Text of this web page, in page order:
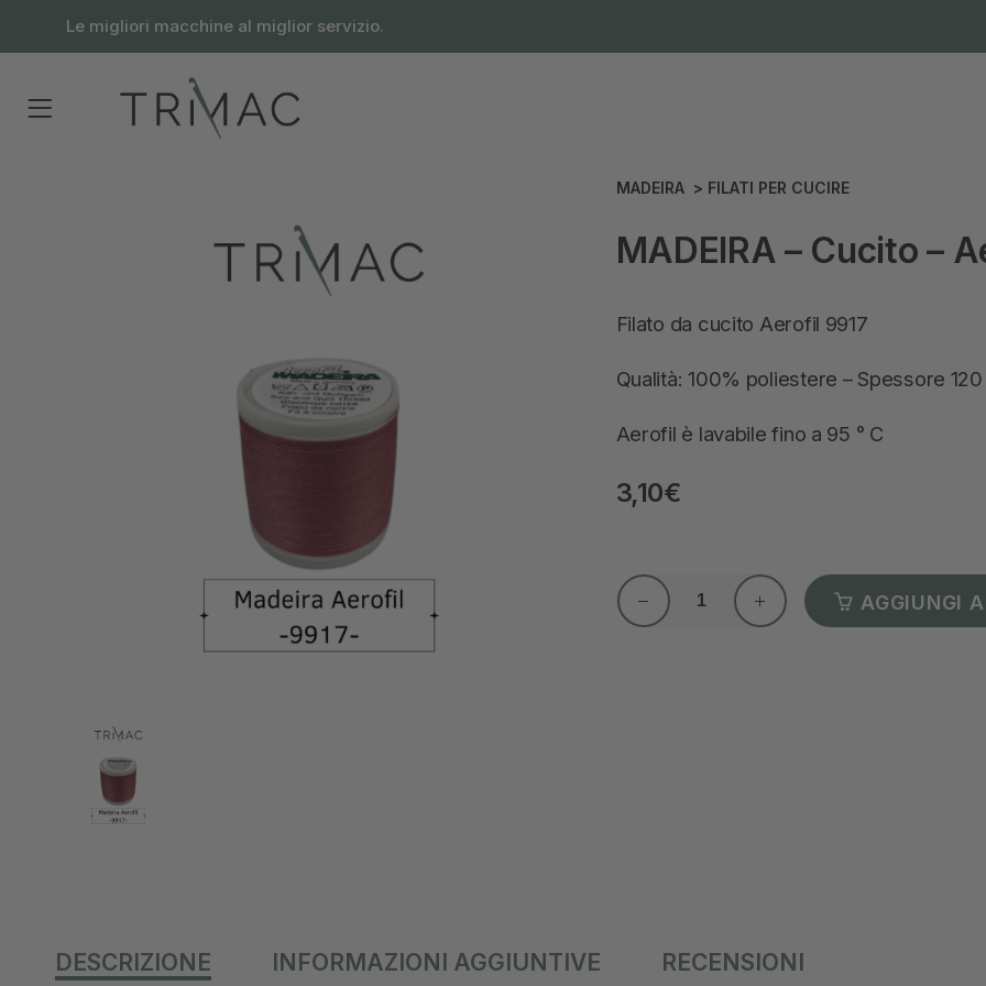
Le migliori macchine al miglior servizio.
MADEIRA > FILATI PER CUCIRE
MADEIRA – Cucito –
Filato da cucito Aerofil 9917
Qualità: 100% poliestere – Spessore
Aerofil è lavabile fino a 95 ° C
3,10€
AGGIUNGI
DESCRIZIONE INFORMAZIONI AGGIUNTIVE RECENSIONI